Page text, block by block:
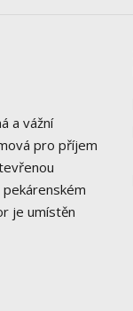
a vážní
pro příjem
je umístěn